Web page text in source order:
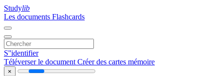
Studylib
Les documents Flashcards
S''identifier
Téléverser le document Créer des cartes mémoire
×